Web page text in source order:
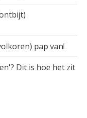
pap van!
Dit is hoe het zit